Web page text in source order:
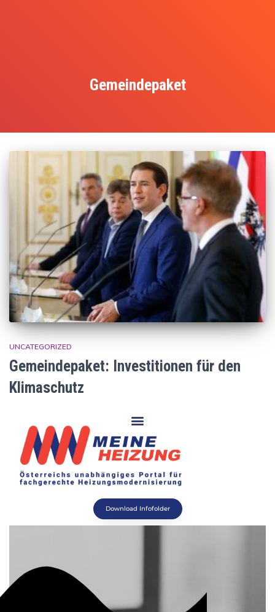
Gemeindepaket
UNCATEGORIZED
Gemeindepaket: Investitionen für den
Klimaschutz
Download Infofolder